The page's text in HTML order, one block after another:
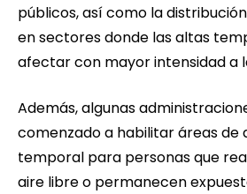
públicos, así como la
en sectores donde las altas
afectar con mayor intensidad a
Además, algunas
comenzado a habilitar áreas de
temporal para personas que
aire libre o permanecen